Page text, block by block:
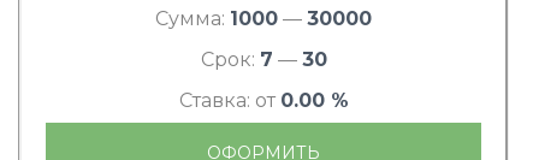
Сумма: 1000 — 30000
Срок: 7 — 30
Ставка: от 0.00 %
ОФОРМИТЬ